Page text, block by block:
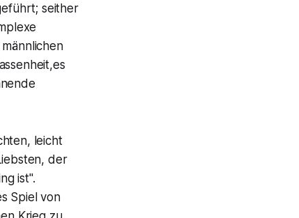
seither
leicht
der
ist".
Spiel von